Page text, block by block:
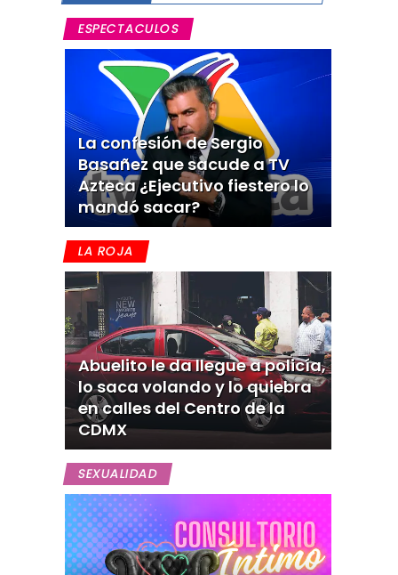
ESPECTACULOS
La confesión de Sergio
Basañez que sacude a TV
Azteca ¿Ejecutivo fiestero lo
mandó sacar?
LA ROJA
Abuelito le da llegue a policía,
lo saca volando y lo quiebra
en calles del Centro de la
CDMX
SEXUALIDAD